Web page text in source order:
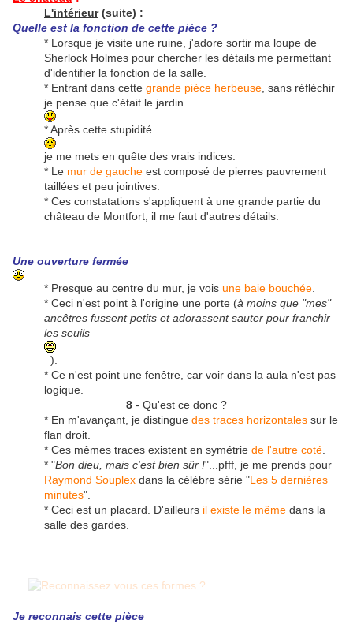
L'intérieur(suite) :
Quelle est la fonction de cette pièce ?
* Lorsque je visite une ruine, j'adore sortir ma loupe de
Sherlock Holmes pour chercher les détails me permettant
d'identifier la fonction de la salle.
* Entrant dans cette grande pièce herbeuse , sans réfléchir
je pense que c'était le jardin.
* Après cette stupidité
je me mets en quête des vrais indices.
* Le mur de gauche est composé de pierres pauvrement
taillées et peu jointives.
* Ces constatations s'appliquent à une grande partie du
château de Montfort, il me faut d'autres détails.
Une ouverture fermée
* Presque au centre du mur, je vois une baie bouchée
* Ceci n'est point à l'origine une porte (à moins que "mes"
ancêtres fussent petits et adorassent sauter pour franchir
les seuils
).
* Ce n'est point une fenêtre, car voir dans la aula n'est pas
logique.
8 - Qu'est ce donc ?
* En m'avançant, je distingue des traces horizontales sur le
flan droit.
* Ces mêmes traces existent en symétrie de l'autre coté
* "Bon dieu, mais c'est bien sûr !"...pfff, je me prends pour
Raymond Souplex dans la célèbre série "Les 5 dernières
minutes".
* Ceci est un placard. D'ailleurs il existe le même dans la
salle des gardes.
Je reconnais cette pièce